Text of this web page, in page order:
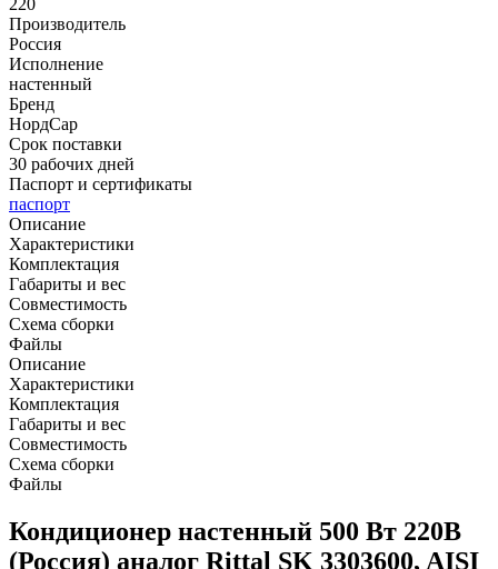
Производитель
Россия
Исполнение
настенный
Бренд
НордСар
Срок поставки
30 рабочих дней
Паспорт и сертификаты
паспорт
Описание
Характеристики
Комплектация
Габариты и вес
Совместимость
Схема сборки
Файлы
Описание
Характеристики
Комплектация
Габариты и вес
Совместимость
Схема сборки
Файлы
Кондиционер настенный 500 Вт 220В
(Россия) аналог Rittal SK 3303600, AISI